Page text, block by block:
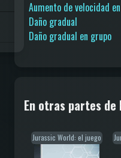
Aumento de velocidad
Daño gradual
Daño gradual en grupo
En otras partes de
Jurassic World: el juego